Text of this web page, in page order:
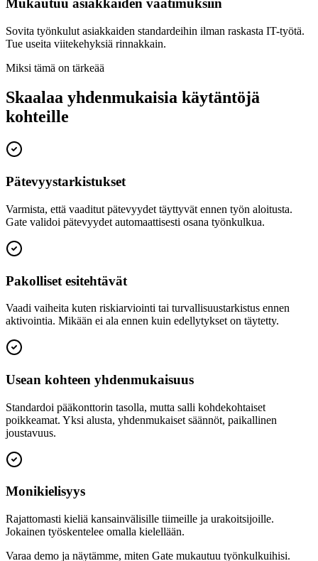
Mukautuu asiakkaiden vaatimuksiin
Sovita työnkulut asiakkaiden standardeihin ilman raskasta IT-työtä.
Tue useita viitekehyksiä rinnakkain.
Miksi tämä on tärkeää
Skaalaa yhdenmukaisia käytäntöjä
kohteille
Pätevyystarkistukset
Varmista, että vaaditut pätevyydet täyttyvät ennen työn aloitusta.
Gate validoi pätevyydet automaattisesti osana työnkulkua.
Pakolliset esitehtävät
Vaadi vaiheita kuten riskiarviointi tai turvallisuustarkistus ennen
aktivointia. Mikään ei ala ennen kuin edellytykset on täytetty.
Usean kohteen yhdenmukaisuus
Standardoi pääkonttorin tasolla, mutta salli kohdekohtaiset
poikkeamat. Yksi alusta, yhdenmukaiset säännöt, paikallinen
joustavuus.
Monikielisyys
Rajattomasti kieliä kansainvälisille tiimeille ja urakoitsijoille.
Jokainen työskentelee omalla kielellään.
Varaa demo ja näytämme, miten Gate mukautuu työnkulkuihisi.